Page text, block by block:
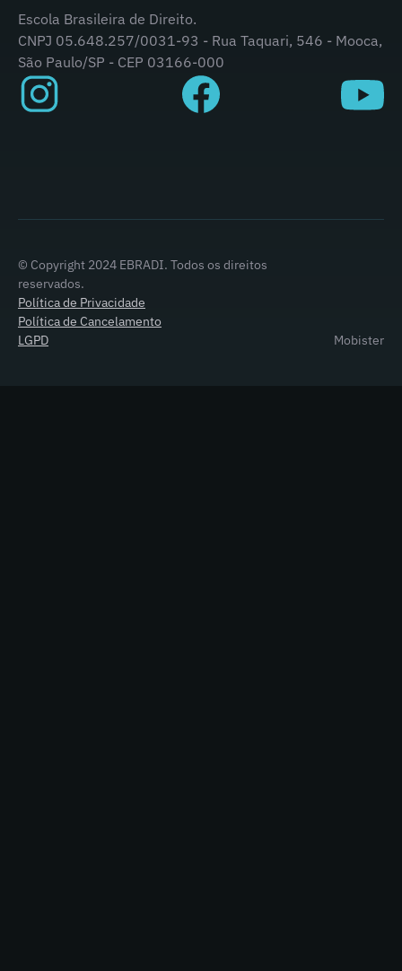
Escola Brasileira de Direito.
CNPJ 05.648.257/0031-93 - Rua Taquari, 546 - Mooca,
São Paulo/SP - CEP 03166-000
© Copyright 2024 EBRADI. Todos os direitos
reservados.
Política de Privacidade
Política de Cancelamento
LGPD
Mobister